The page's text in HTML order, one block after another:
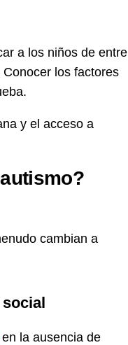
a los niños de entre
los factores
y el acceso a
cambian a
en la ausencia de